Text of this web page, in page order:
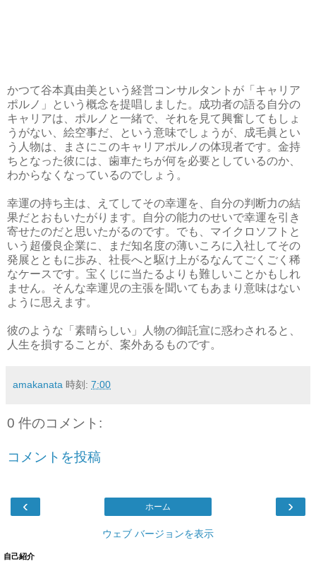
かつて谷本真由美という経営コンサルタントが「キャリア
ポルノ」という概念を提唱しました。成功者の語る自分の
キャリアは、ポルノと一緒で、それを見て興奮してもしょ
うがない、絵空事だ、という意味でしょうが、成毛眞とい
う人物は、まさにこのキャリアポルノの体現者です。金持
ちとなった彼には、歯車たちが何を必要としているのか、
わからなくなっているのでしょう。
幸運の持ち主は、えてしてその幸運を、自分の判断力の結
果だとおもいたがります。自分の能力のせいで幸運を引き
寄せたのだと思いたがるのです。でも、マイクロソフトと
いう超優良企業に、まだ知名度の薄いころに入社してその
発展とともに歩み、社長へと駆け上がるなんてごくごく稀
なケースです。宝くじに当たるよりも難しいことかもしれ
ません。そんな幸運児の主張を聞いてもあまり意味はない
ように思えます。
彼のような「素晴らしい」人物の御託宣に惑わされると、
人生を損することが、案外あるものです。
amakanata 時刻: 7:00
0 件のコメント:
コメントを投稿
‹ ›
ホーム
ウェブ バージョンを表示
自己紹介